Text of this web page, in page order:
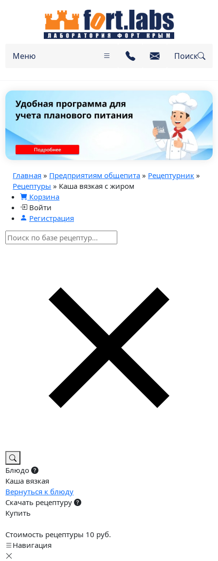
Меню Поиск
Главная » Предприятиям общепита » Рецептурник »
Рецептуры » Каша вязкая с жиром
Корзина
Войти
Регистрация
Блюдо
Каша вязкая
Вернуться к блюду
Скачать рецептуру
Купить
Стоимость рецептуры 10 руб.
Навигация